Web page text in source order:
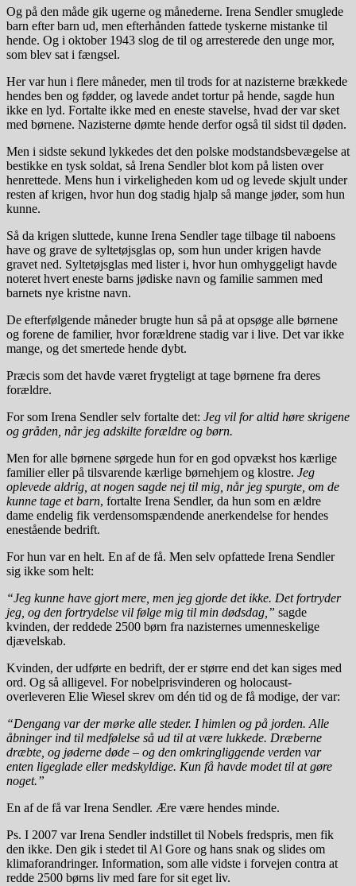
Og på den måde gik ugerne og månederne. Irena Sendler smuglede
barn efter barn ud, men efterhånden fattede tyskerne mistanke til
hende. Og i oktober 1943 slog de til og arresterede den unge mor,
som blev sat i fængsel.
Her var hun i flere måneder, men til trods for at nazisterne brækkede
hendes ben og fødder, og lavede andet tortur på hende, sagde hun
ikke en lyd. Fortalte ikke med en eneste stavelse, hvad der var sket
med børnene. Nazisterne dømte hende derfor også til sidst til døden.
Men i sidste sekund lykkedes det den polske modstandsbevægelse at
bestikke en tysk soldat, så Irena Sendler blot kom på listen over
henrettede. Mens hun i virkeligheden kom ud og levede skjult under
resten af krigen, hvor hun dog stadig hjalp så mange jøder, som hun
kunne.
Så da krigen sluttede, kunne Irena Sendler tage tilbage til naboens
have og grave de syltetøjsglas op, som hun under krigen havde
gravet ned. Syltetøjsglas med lister i, hvor hun omhyggeligt havde
noteret hvert eneste barns jødiske navn og familie sammen med
barnets nye kristne navn.
De efterfølgende måneder brugte hun så på at opsøge alle børnene
og forene de familier, hvor forældrene stadig var i live. Det var ikke
mange, og det smertede hende dybt.
Præcis som det havde været frygteligt at tage børnene fra deres
forældre.
For som Irena Sendler selv fortalte det: Jeg vil for altid høre skrigene
og gråden, når jeg adskilte forældre og børn.
Men for alle børnene sørgede hun for en god opvækst hos kærlige
familier eller på tilsvarende kærlige børnehjem og klostre. Jeg
oplevede aldrig, at nogen sagde nej til mig, når jeg spurgte, om de
kunne tage et barn, fortalte Irena Sendler, da hun som en ældre
dame endelig fik verdensomspændende anerkendelse for hendes
enestående bedrift.
For hun var en helt. En af de få. Men selv opfattede Irena Sendler
sig ikke som helt:
“Jeg kunne have gjort mere, men jeg gjorde det ikke. Det fortryder
jeg, og den fortrydelse vil følge mig til min dødsdag,” sagde
kvinden, der reddede 2500 børn fra nazisternes umenneskelige
djævelskab.
Kvinden, der udførte en bedrift, der er større end det kan siges med
ord. Og så alligevel. For nobelprisvinderen og holocaust-
overleveren Elie Wiesel skrev om dén tid og de få modige, der var:
“Dengang var der mørke alle steder. I himlen og på jorden. Alle
åbninger ind til medfølelse så ud til at være lukkede. Dræberne
dræbte, og jøderne døde – og den omkringliggende verden var
enten ligeglade eller medskyldige. Kun få havde modet til at gøre
noget.”
En af de få var Irena Sendler. Ære være hendes minde.
Ps. I 2007 var Irena Sendler indstillet til Nobels fredspris, men fik
den ikke. Den gik i stedet til Al Gore og hans snak og slides om
klimaforandringer. Information, som alle vidste i forvejen contra at
redde 2500 børns liv med fare for sit eget liv.